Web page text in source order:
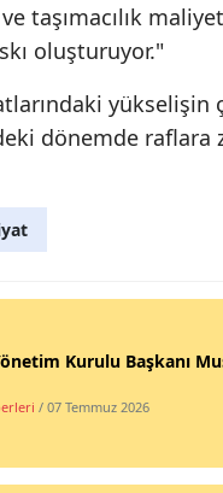
taşımacılık
oluşturuyor."
dönemde raflara
Kurulu Başkanı
/ 07 Temmuz 2026